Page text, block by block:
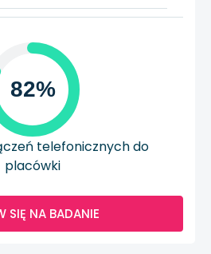
82%
telefonicznych do
placówki
SIĘ NA BADANIE